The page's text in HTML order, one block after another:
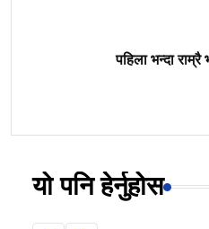
पहिला भन्दा
यो पनि हेर्नुहोस